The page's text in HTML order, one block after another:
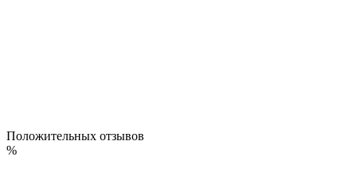
Положительных отзывов
%